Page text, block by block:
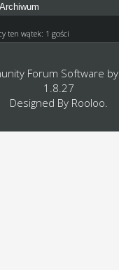
ten wątek: 1 gości
Forum Software by
1.8.27
Designed By Rooloo